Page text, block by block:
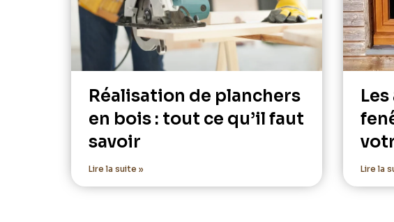
Réalisation de planchers
en bois : tout ce qu’il faut
savoir
Lire la suite » Lire la